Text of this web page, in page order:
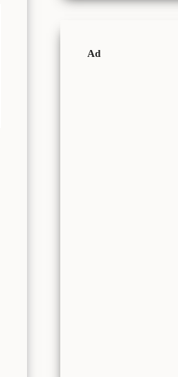
Ad